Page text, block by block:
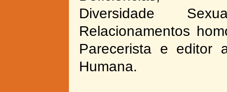
Diversidade
Relacionamentos
Parecerista e editor
Humana.